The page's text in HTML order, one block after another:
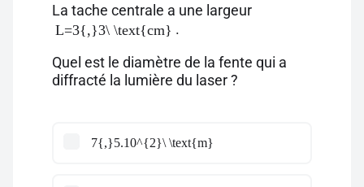
La tache centrale a une largeur
L=3{,}3\ \text{cm} .
Quel est le diamètre de la fente qui a
diffracté la lumière du laser ?
7{,}5.10^{2}\ \text{m}